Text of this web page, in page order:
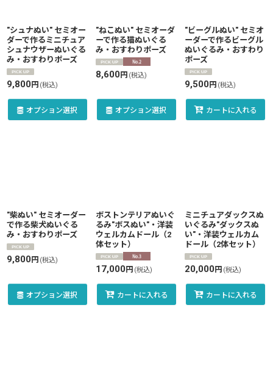
"シュナぬい" セミオー
ダーで作るミニチュア
シュナウザーぬいぐる
み・おすわりポーズ
9,800円 (税込)
オプション選択
"ねこぬい" セミオーダ
ーで作る猫ぬいぐる
み・おすわりポーズ
8,600円 (税込)
オプション選択
"ビーグルぬい" セミオ
ーダーで作るビーグル
ぬいぐるみ・おすわり
ポーズ
9,500円 (税込)
カートに入れる
"柴ぬい" セミオーダー
で作る柴犬ぬいぐる
み・おすわりポーズ
9,800円 (税込)
オプション選択
ボストンテリアぬいぐ
るみ"ボスぬい"・洋装
ウェルカムドール（2
体セット）
17,000円 (税込)
カートに入れる
ミニチュアダックスぬ
いぐるみ"ダックスぬ
い"・洋装ウェルカム
ドール（2体セット）
20,000円 (税込)
カートに入れる